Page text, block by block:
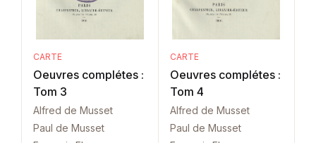
CARTE
Oeuvres complétes :
Tom 3
Alfred de Musset
Paul de Musset
CARTE
Oeuvres complétes :
Tom 4
Alfred de Musset
Paul de Musset